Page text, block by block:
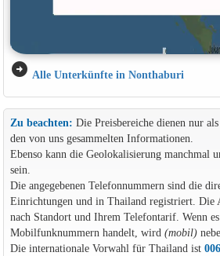
arrow_circle_right Alle Unterkünfte in Nonthaburi
Zu beachten: Die Preisbereiche dienen nur
den von uns gesammelten Informationen.
Ebenso kann die Geolokalisierung manchmal
sein.
Die angegebenen Telefonnummern sind die
Einrichtungen und in Thailand registriert. Die
nach Standort und Ihrem Telefontarif. Wenn
Mobilfunknummern handelt, wird (mobil)
Die internationale Vorwahl für Thailand ist